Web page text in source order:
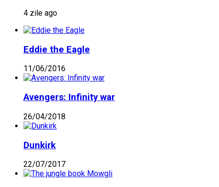
4 zile ago
Eddie the Eagle
11/06/2016
Avengers: Infinity war
26/04/2018
Dunkirk
22/07/2017